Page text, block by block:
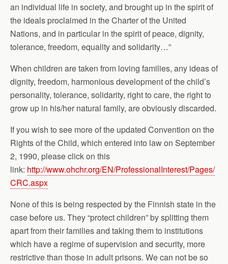
an individual life in society, and brought up in the spirit of
the ideals proclaimed in the Charter of the United
Nations, and in particular in the spirit of peace, dignity,
tolerance, freedom, equality and solidarity…”
When children are taken from loving families, any ideas of
​dignity, freedom, harmonious development of the child’s
personality, tolerance, solidarity, right to care, the right to
grow up in his/her natural family, are obviously discarded.
If you wish to see more of the updated Convention on the
Rights of the Child, which entered into law on September
2, 1990, please click on this
link: http://www.ohchr.org/EN/ProfessionalInterest/Pages/
CRC.aspx
None of this is being respected by the Finnish state in the
case before us. They “protect children” by splitting them
apart from their families and taking them to institutions
which have a regime of supervision and security, more
restrictive than those in adult prisons. We can not be so